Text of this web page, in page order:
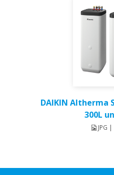
DAIKIN Altherma
300L
JPG |